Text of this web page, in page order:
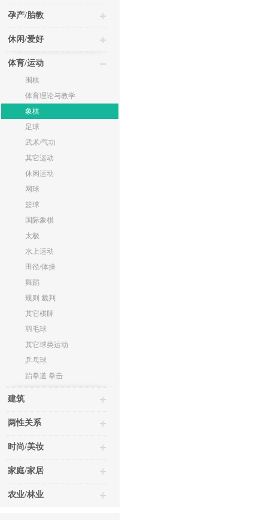
孕产/胎教
休闲/爱好
体育/运动
围棋
体育理论与教学
象棋
足球
武术/气功
其它运动
休闲运动
网球
篮球
国际象棋
太极
水上运动
田径/体操
舞蹈
规则 裁判
其它棋牌
羽毛球
其它球类运动
乒乓球
跆拳道 拳击
建筑
两性关系
时尚/美妆
家庭/家居
农业/林业